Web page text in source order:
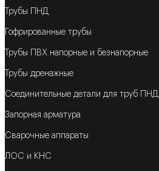
Трубы ПНД
Гофрированные трубы
Трубы ПВХ напорные и безнапорные
Трубы дренажные
Соединительные детали для труб ПНД
Запорная арматура
Сварочные аппараты
ЛОС и КНС